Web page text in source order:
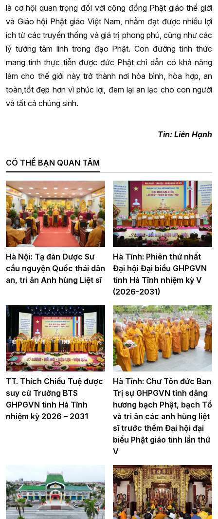
là cơ hội quan trọng đối với cộng đồng Phật giáo thế giới
và Giáo hội Phật giáo Việt Nam, nhằm đạt được nhiều lợi
ích từ các truyền thống và giá trị phong phú, cũng như các
lý tưởng tâm linh trong đạo Phật. Con đường tỉnh thức
mang tính thực tiễn được đức Phật chỉ dẫn có khả năng
làm cho thế giới này trở thành nơi hòa bình, hòa hợp, an
toàn,tốt đẹp hơn vì phúc lợi, đem lại an lạc cho con người
và tất cả chúng sinh.
Tin: Liên Hạnh
CÓ THỂ BẠN QUAN TÂM
Hà Nội: Tạ đàn Dược Sư
cầu nguyện Quốc thái dân
an, tri ân Anh hùng Liệt sĩ
Hà Tĩnh: Phiên thứ nhất
Đại hội Đại biểu GHPGVN
tỉnh Hà Tĩnh nhiệm kỳ V
(2026-2031)
TT. Thích Chiếu Tuệ được
suy cử Trưởng BTS
GHPGVN tỉnh Hà Tĩnh
nhiệm kỳ 2026 – 2031
Hà Tĩnh: Chư Tôn đức Ban
Trị sự GHPGVN tỉnh dâng
hương bạch Phật, bạch Tổ
và tri ân các anh hùng liệt
sĩ trước thềm Đại hội đại
biểu Phật giáo tỉnh lần thứ
V